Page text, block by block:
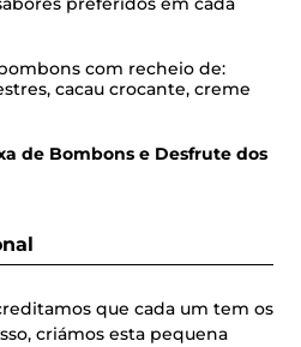
com recheio de:
cacau crocante, creme
de Bombons e Desfrute dos
que cada um tem os
criámos esta pequena